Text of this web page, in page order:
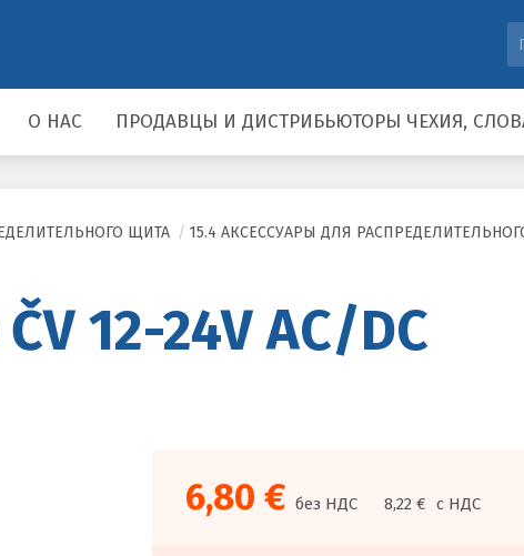
О НАС ПРОДАВЦЫ И ДИСТРИБЬЮТОРЫ ЧЕХИЯ,
ЩИТА / 15.4 АКСЕССУАРЫ ДЛЯ
12-24V AC/DC
6,80 € без НДС 8,22 € с НДС